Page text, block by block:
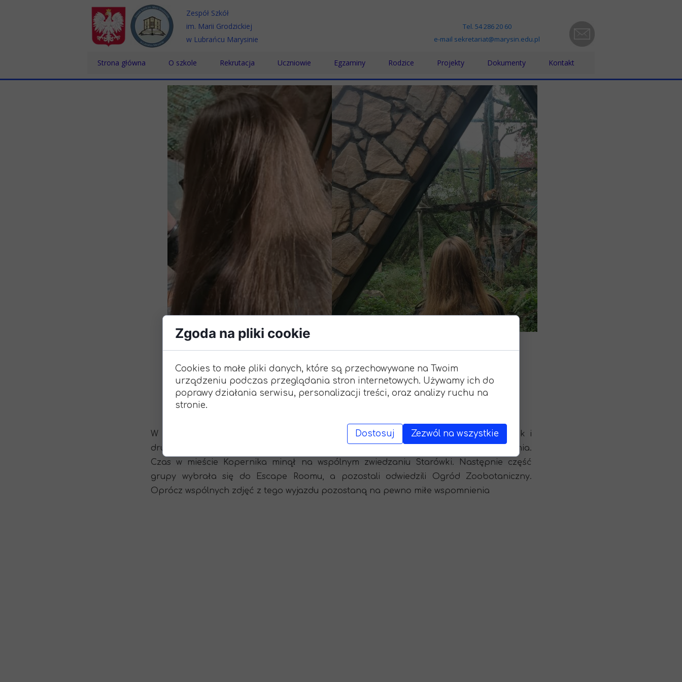
Strona główna O szkole
Historia
Patron
Nauczyciele
Certyfikaty
Programy
Porozumienia
Rekrutacja
Technikum
Szkoła Policealna
Uczniowie
Samorząd Uczniowski
Doradztwo zawodowe
Pomoc Psychologiczno-Pedagogiczna
Egzaminy
Egzamin maturalny
Egzamin zawodowy
Rodzice
Rada Rodziców
Pomoc psychologiczno-pedagogiczna
Projekty
Kariera bez barier
Projekt Grecja 2023-1-PL01-KA121-VET000131802
Praktyki w Grecji - projekt nr 2024-1-PL01-KA121-VET000203131
Projekt nr 2021-1-PL01-KA121-VET-000012361- Włochy
„Podniesienie poziomu kształcenia zawodowego w powiecie włocławskim”
"Międzynarodowa mobilność edukacyjna uczniów i absolwentów oraz
„Rozwijanie kompetencji językowych uczniów na wyjazdach edukacyjnych w
Wymiana młodzieży w ramach programu Erasmus +
"Zagraniczne staże zawodowe szansą na podniesienie kwalifikacji
Dokumenty
Statut, Regulaminy, Procedury
Standardy Ochrony Małoletnich
Kodeks Etyki
Dokumenty ZFŚS
RODO
Raport dostępności
PPK
Wniosek o wydanie Świadectwa
Wykaz Podręczników
Festiwal Piosenki Jesiennej
Po zalogowaniu
Kontakt
Zespół Szkół
im. Marii Grodzickiej
w Lubrańcu Marysinie
Tel. 54 286 20 60
e-mail sekretariat@marysin.edu.pl
09 października 2023
Wycieczka do Torunia
W czwartek 5 października uczniowie klasy 5B z wychowawcą p. Magdaleną Łukasik i
drugim opiekunem, p. Agnieszką Rewers, wybrali się pociągiem na wycieczkę do Torunia.
Czas w mieście Kopernika minął na wspólnym zwiedzaniu Starówki. Następnie część
grupy wybrała się do Escape Roomu, a pozostali odwiedzili Ogród Zoobotaniczny.
Oprócz wspólnych zdjęć z tego wyjazdu pozostaną na pewno miłe wspomnienia
Zgoda na pliki cookie
Cookies to małe pliki danych, które są przechowywane na Twoim
urządzeniu podczas przeglądania stron internetowych. Używamy ich do
poprawy działania serwisu, personalizacji treści, oraz analizy ruchu na
stronie.
Dostosuj Zezwól na wszystkie